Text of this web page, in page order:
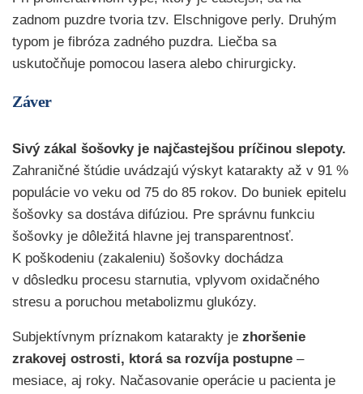
zadnom puzdre tvoria tzv. Elschnigove perly. Druhým
typom je fibróza zadného puzdra. Liečba sa
uskutočňuje pomocou lasera alebo chirurgicky.
Záver
Sivý zákal šošovky je najčastejšou príčinou slepoty.
Zahraničné štúdie uvádzajú výskyt katarakty až v 91 %
populácie vo veku od 75 do 85 rokov. Do buniek epitelu
šošovky sa dostáva difúziou. Pre správnu funkciu
šošovky je dôležitá hlavne jej transparentnosť.
K poškodeniu (zakaleniu) šošovky dochádza
v dôsledku procesu starnutia, vplyvom oxidačného
stresu a poruchou metabolizmu glukózy.
Subjektívnym príznakom katarakty je zhoršenie
zrakovej ostrosti, ktorá sa rozvíja postupne –
mesiace, aj roky. Načasovanie operácie u pacienta je